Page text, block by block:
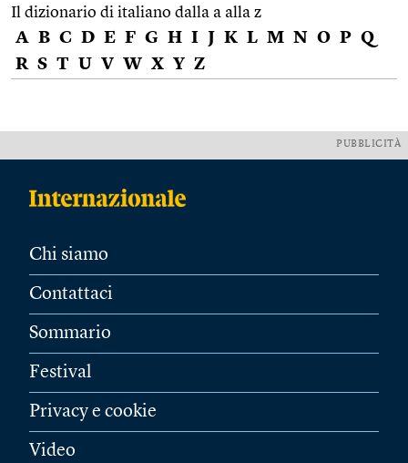
Il dizionario di italiano dalla a alla z
A B C D E F G H I J K L M N O P Q
R S T U V W X Y Z
PUBBLICITÀ
Chi siamo
Contattaci
Sommario
Festival
Privacy e cookie
Video